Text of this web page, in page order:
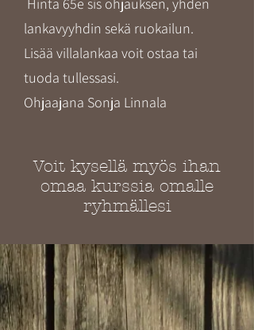
lankavyyhdin sekä ruokailun.
Lisää villalankaa voit ostaa tai
tuoda tullessasi.
Ohjaajana Sonja Linnala​
Voit kysellä myös ihan
omaa kurssia omalle
ryhmällesi